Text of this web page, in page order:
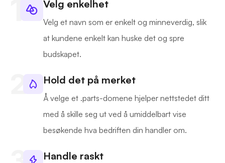
Velg enkelhet
Velg et navn som er enkelt og minneverdig, slik
at kundene enkelt kan huske det og spre
budskapet.
Hold det på merket
Å velge et .parts-domene hjelper nettstedet ditt
med å skille seg ut ved å umiddelbart vise
besøkende hva bedriften din handler om.
Handle raskt